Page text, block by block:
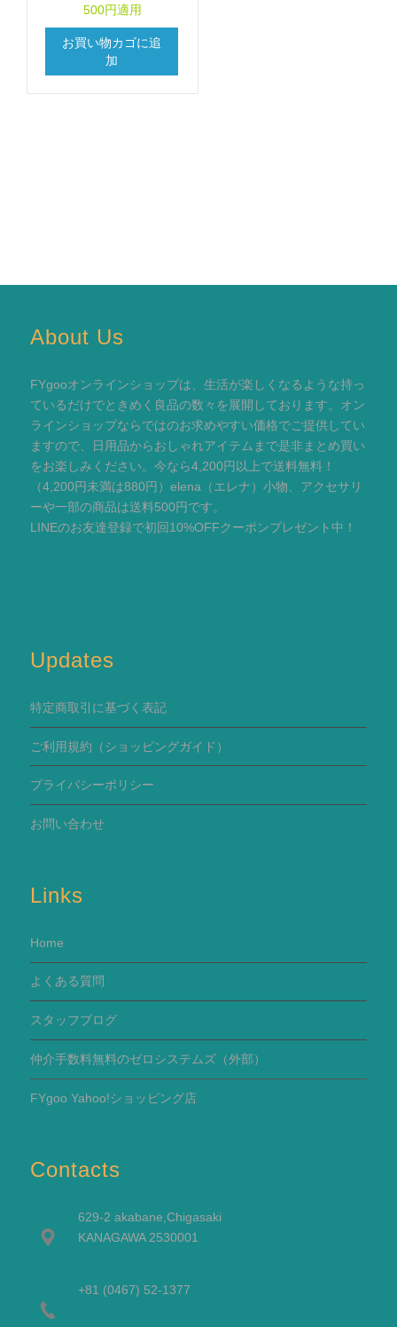
500円適用
お買い物カゴに追
加
About Us
FYgooオンラインショップは、生活が楽しくなるような持っ
ているだけでときめく良品の数々を展開しております。オン
ラインショップならではのお求めやすい価格でご提供してい
ますので、日用品からおしゃれアイテムまで是非まとめ買い
をお楽しみください。今なら4,200円以上で送料無料！
（4,200円未満は880円）elena（エレナ）小物、アクセサリ
ーや一部の商品は送料500円です。
LINEのお友達登録で初回10%OFFクーポンプレゼント中！
Updates
特定商取引に基づく表記
ご利用規約 （ショッピングガイド）
プライバシーポリシー
お問い合わせ
Links
Home
よくある質問
スタッフブログ
仲介手数料無料のゼロシステムズ（外部）
FYgoo Yahoo!ショッピング店
Contacts
629-2 akabane,Chigasaki
KANAGAWA 2530001
+81 (0467) 52-1377